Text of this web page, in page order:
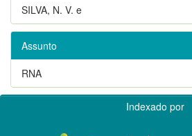
SILVA, N. V. e
Assunto
RNA
Indexado por